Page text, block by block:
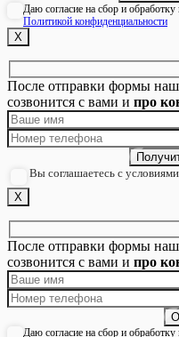
Даю согласие на сбор и
Политикой конфиденциальности
Х
После отправки формы
созвонится с вами и про
Вы соглашаетесь с
Х
После отправки формы
созвонится с вами и про
Даю согласие на сбор и